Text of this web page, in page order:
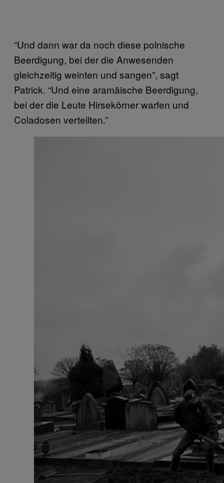
“Und dann war da noch diese polnische
Beerdigung, bei der die Anwesenden
gleichzeitig weinten und sangen”, sagt
Patrick. “Und eine aramäische Beerdigung,
bei der die Leute Hirsekörner warfen und
Coladosen verteilten.”